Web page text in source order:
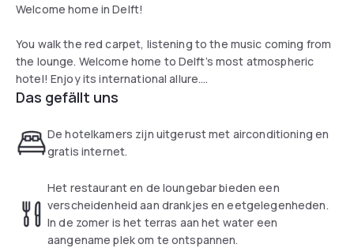
Welcome home in Delft!
You walk the red carpet, listening to the music coming from
the lounge. Welcome home to Delft’s most atmospheric
hotel! Enjoy its international allure.
between serene greenery and the historic city centre.
You’ve checked in. In your hands, you’ve got the key to
feeling.
Because if you’re staying overnight in Delft, it should
obviously be in one of the 92 rooms in our modern family
Das gefällt uns
De hotelkamers zijn uitgerust met airconditioning en
gratis internet.
Het restaurant en de loungebar bieden een
verscheidenheid aan drankjes en eetgelegenheden.
In de zomer is het terras aan het water een
aangename plek om te ontspannen.